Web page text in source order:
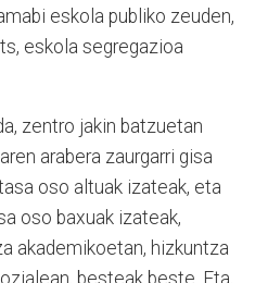
eskola publiko zeuden,
eskola segregazioa
zentro jakin batzuetan
arabera zaurgarri gisa
oso altuak izateak, eta
oso baxuak izateak,
akademikoetan, hizkuntza